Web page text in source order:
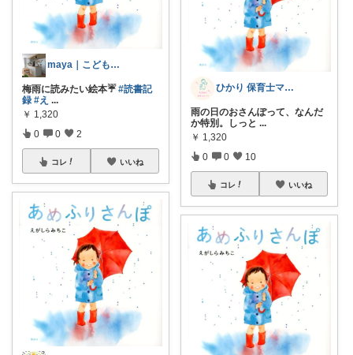
maya｜こどもと快適に暮らす🍃
梅雨に読みたい絵本☔️#読書記
録 #え ...
￥ 1,320
0 0 2
コレ いいね
ひかり 保育士ママのベビー＆キッズ用品
雨の日のおさんぽって、なんだ
か特別。しっと ...
￥ 1,320
0 0 10
コレ いいね